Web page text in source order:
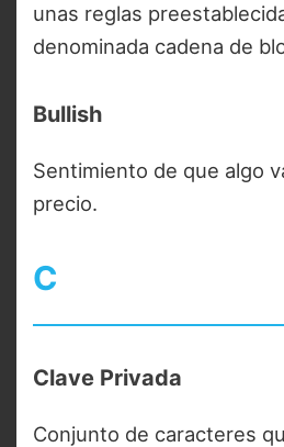
unas reglas
denominada cadena de
Bullish
Sentimiento de que algo
precio.
C
Clave Privada
Conjunto de caracteres